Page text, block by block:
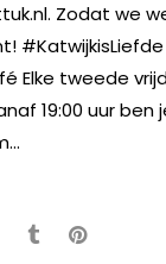
Zodat we
Elke tweede
19:00 uur ben